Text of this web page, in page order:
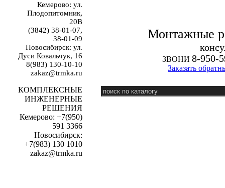
Кемерово: ул.
Плодопитомник,
20В
(3842) 38-01-07,
38-01-09
Новосибирск: ул.
Дуси Ковальчук, 16
8(983) 130-10-10
zakaz@trmka.ru
КОМПЛЕКСНЫЕ
ИНЖЕНЕРНЫЕ
РЕШЕНИЯ
Кемерово: +7(950)
591 3366
Новосибирск:
+7(983) 130 1010
zakaz@trmka.ru
Монтажные
к
ЗВОНИ 8-950-
Заказать